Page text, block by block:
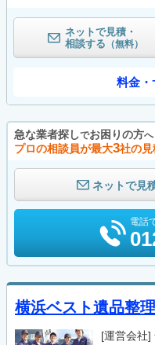
ネットで見積・
相談する （無料）
料金・
急な業者探しでお困りの方へ
プロの相談員が最大3社の
ネットで見
電話
横浜ベスト遺品整
[運営会社]